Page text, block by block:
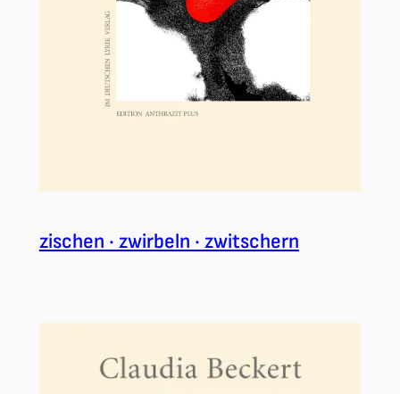
zischen · zwirbeln · zwitschern